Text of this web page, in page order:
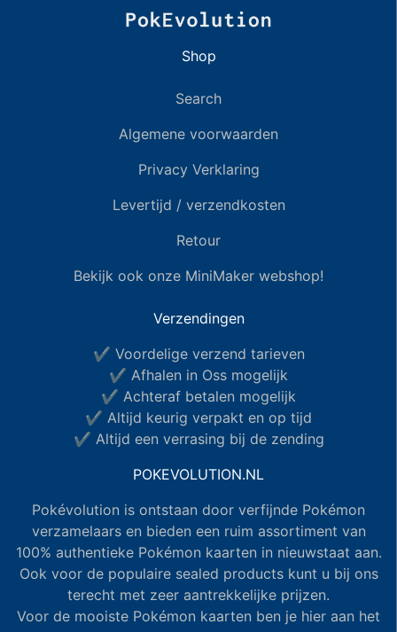
Shop
Search
Algemene voorwaarden
Privacy Verklaring
Levertijd / verzendkosten
Retour
Bekijk ook onze MiniMaker webshop!
Verzendingen
✔ Voordelige verzend tarieven
✔ Afhalen in Oss mogelijk
✔ Achteraf betalen mogelijk
✔ Altijd keurig verpakt en op tijd
✔ Altijd een verrasing bij de zending
POKEVOLUTION.NL
Pokévolution is ontstaan door verfijnde Pokémon
verzamelaars en bieden een ruim assortiment van
100% authentieke Pokémon kaarten in nieuwstaat aan.
Ook voor de populaire sealed products kunt u bij ons
terecht met zeer aantrekkelijke prijzen.
Voor de mooiste Pokémon kaarten ben je hier aan het